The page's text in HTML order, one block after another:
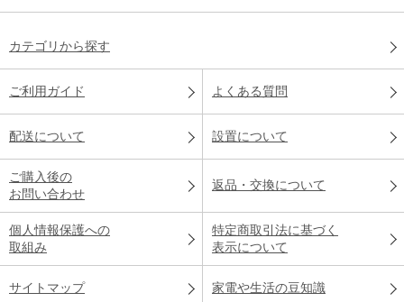
カテゴリから探す
ご利用ガイド よくある質問
配送について 設置について
ご購入後の
お問い合わせ
返品・交換について
個人情報保護への
取組み
特定商取引法に基づく
表示について
サイトマップ 家電や生活の豆知識